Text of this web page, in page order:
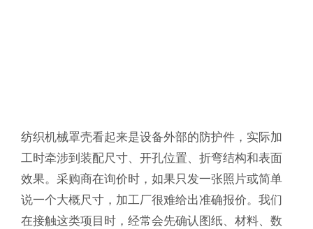
纺织机械罩壳看起来是设备外部的防护件，实际加
工时牵涉到装配尺寸、开孔位置、折弯结构和表面
效果。采购商在询价时，如果只发一张照片或简单
说一个大概尺寸，加工厂很难给出准确报价。我们
在接触这类项目时，经常会先确认图纸、材料、数